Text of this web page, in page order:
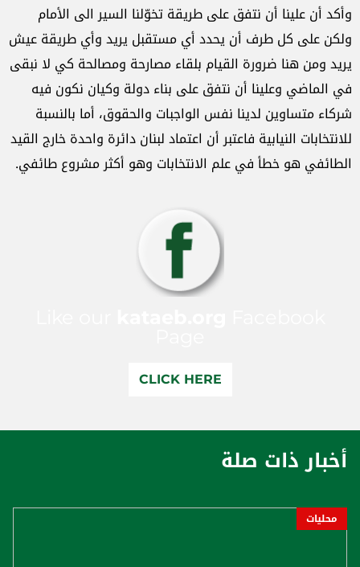
وأكد أن علينا أن نتفق على طريقة تخوّلنا السير الى الأمام
ولكن على كل طرف أن يحدد أي مستقبل يريد وأي طريقة عيش
يريد ومن هنا ضرورة القيام بلقاء مصارحة ومصالحة كي لا نبقى
في الماضي وعلينا أن نتفق على بناء دولة وكيان نكون فيه
شركاء متساوين لدينا نفس الواجبات والحقوق، أما بالنسبة
للانتخابات النيابية فاعتبر أن اعتماد لبنان دائرة واحدة خارج القيد
الطائفي هو خطأ في علم الانتخابات وهو أكثر مشروع طائفي.
CLICK HERE
أخبار ذات صلة
محليات